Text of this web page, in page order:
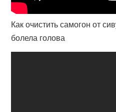
Как очистить самогон от
болела голова